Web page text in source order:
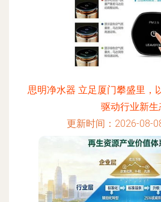
思明净水器 立足厦门攀盛里，
驱动行业新生
更新时间：2026-08-